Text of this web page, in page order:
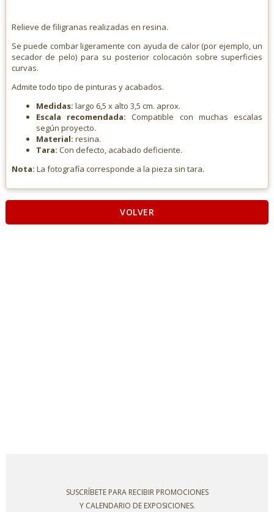
Relieve de filigranas realizadas en resina.
Se puede combar ligeramente con ayuda de calor (por ejemplo, un
secador de pelo) para su posterior colocación sobre superficies
curvas.
Admite todo tipo de pinturas y acabados.
Medidas: largo 6,5 x alto 3,5 cm. aprox.
Escala recomendada: Compatible con muchas escalas
según proyecto.
Material: resina.
Tara: Con defecto, acabado deficiente.
Nota: La fotografía corresponde a la pieza sin tara.
VOLVER
SUSCRÍBETE PARA RECIBIR PROMOCIONES
Y CALENDARIO DE EXPOSICIONES.